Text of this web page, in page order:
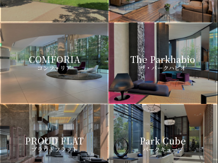
COMFORIA
コンフォリア
The Parkhabio
ザ・パークハビオ
PROUD FLAT
プラウドフラット
Park Cube
パークキューブ